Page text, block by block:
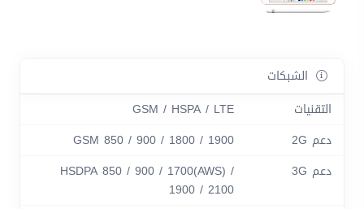
الشبكات
التقنيات
GSM / HSPA / LTE
دعم 2G
GSM 850 / 900 / 1800 / 1900
دعم 3G
HSDPA 850 / 900 / 1700(AWS) /
1900 / 2100